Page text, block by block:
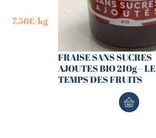
7,56€/kg
FRAISE SANS SUCRES
AJOUTES BIO 210g – LE
TEMPS DES FRUITS